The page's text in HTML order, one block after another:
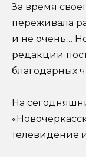
За время
переживала
и не очень…
редакции
благодарных
На
телевидение